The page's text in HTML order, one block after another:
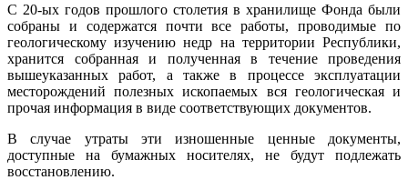
С 20-ых годов прошлого столетия в хранилище Фонда были
собраны и содержатся почти все работы, проводимые по
геологическому изучению недр на территории Республики,
хранится собранная и полученная в течение проведения
вышеуказанных работ, а также в процессе эксплуатации
месторождений полезных ископаемых вся геологическая и
прочая информация в виде соответствующих документов.
В случае утраты эти изношенные ценные документы,
доступные на бумажных носителях, не будут подлежать
восстановлению.